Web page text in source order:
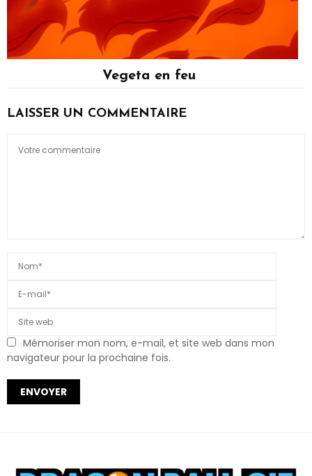
Vegeta en feu
LAISSER UN COMMENTAIRE
Mémoriser mon nom, e-mail, et site web dans mon
navigateur pour la prochaine fois.